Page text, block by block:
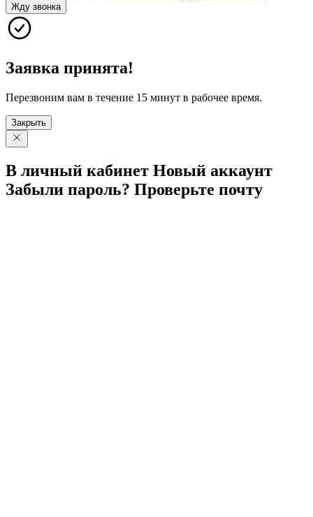
Жду звонка
Заявка принята!
Перезвоним вам в течение 15 минут в рабочее время.
Закрыть
В личный кабинет Новый аккаунт
Забыли пароль? Проверьте почту